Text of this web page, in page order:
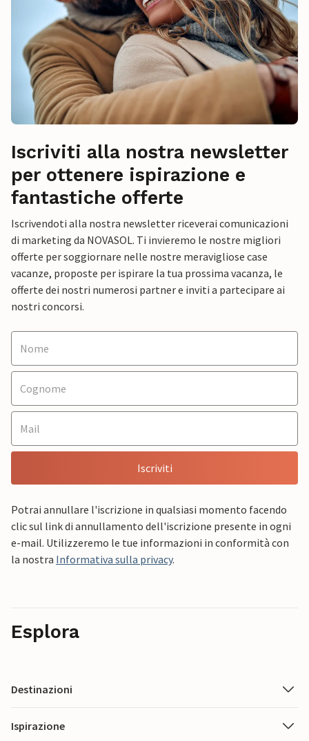
Iscriviti alla nostra newsletter
per ottenere ispirazione e
fantastiche offerte
Iscrivendoti alla nostra newsletter riceverai comunicazioni
di marketing da NOVASOL. Ti invieremo le nostre migliori
offerte per soggiornare nelle nostre meravigliose case
vacanze, proposte per ispirare la tua prossima vacanza, le
offerte dei nostri numerosi partner e inviti a partecipare ai
nostri concorsi.
Iscriviti
Potrai annullare l'iscrizione in qualsiasi momento facendo
clic sul link di annullamento dell'iscrizione presente in ogni
e-mail. Utilizzeremo le tue informazioni in conformità con
la nostra Informativa sulla privacy.
Esplora
Destinazioni
Ispirazione